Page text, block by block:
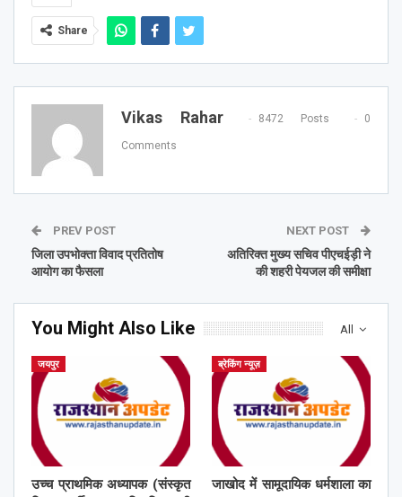
Share
Vikas Rahar 8472 Posts 0
Comments
PREV POST
जिला उपभोक्ता विवाद प्रतितोष
आयोग का फैसला
NEXT POST
अतिरिक्त मुख्य सचिव पीएचईड़ी ने
की शहरी पेयजल की समीक्षा
All
You Might Also Like
जयपुर
उच्च प्राथमिक अध्यापक (संस्कृत
ब्रेकिंग न्यूज़
जाखोद में सामूदायिक धर्मशाला का